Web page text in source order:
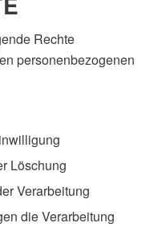
Rechte
personenbezogenen
Löschung
Verarbeitung
die Verarbeitung